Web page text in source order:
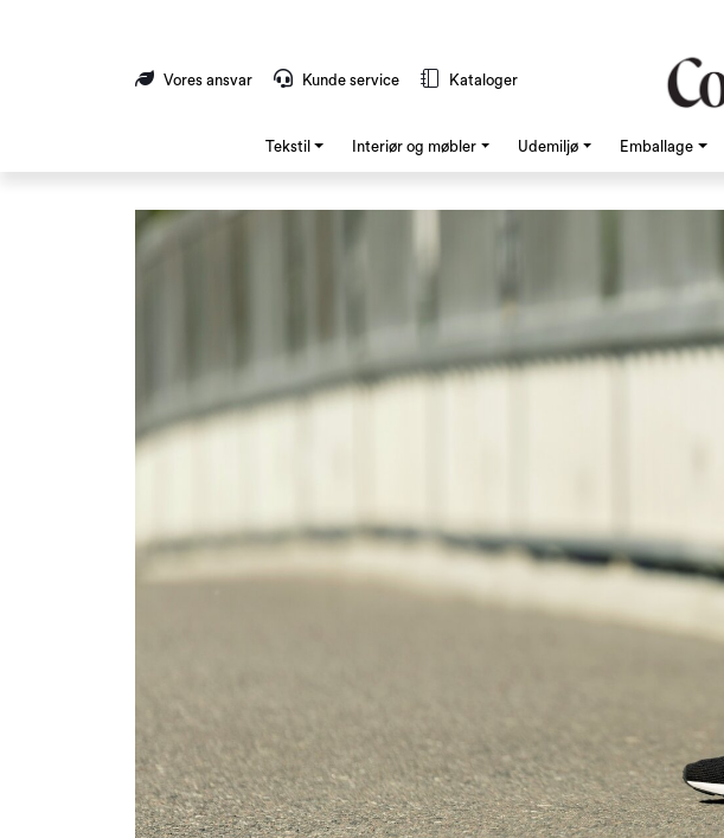
Vores ansvar Kunde service Kataloger
Tekstil Interiør og møbler Udemiljø Emballage